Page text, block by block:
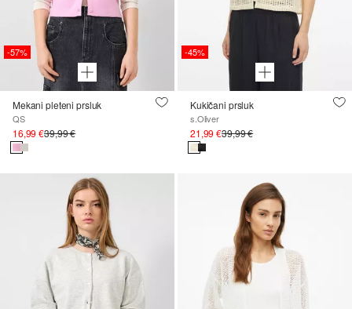
-57%
Mekani pleteni prsluk
QS
16,99 €39,99 €
-45%
Kukičani prsluk
s.Oliver
21,99 €39,99 €